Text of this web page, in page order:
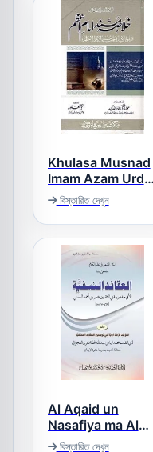
Khulasa Musnad
Imam Azam Urdu
خلاصہ مسند امام
اعظم اردو
বিস্তারিত দেখুন
Al Aqaid un
Nasafiya ma Al
Fawaid ul Imdadia
বিস্তারিত দেখুন